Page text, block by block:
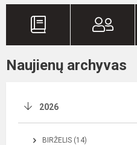
Naujienų archyvas
2026
BIRŽELIS (14)